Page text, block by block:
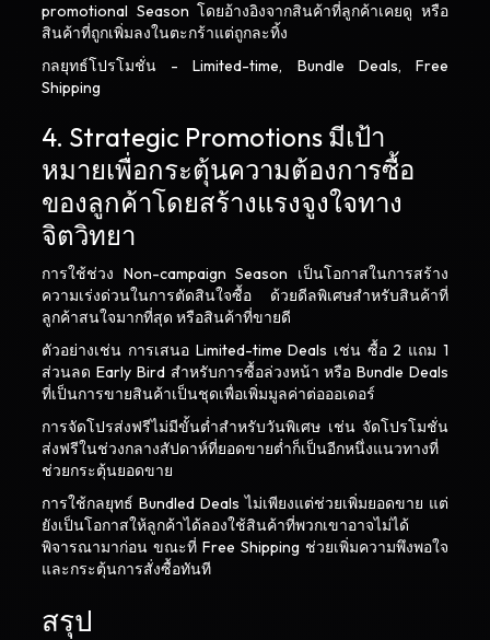
promotional Season โดยอ้างอิงจากสินค้าที่ลูกค้าเคยดู หรือ
สินค้าที่ถูกเพิ่มลงในตะกร้าแต่ถูกละทิ้ง
กลยุทธ์โปรโมชั่น - Limited-time, Bundle Deals, Free
Shipping
4. Strategic Promotions มีเป้า
หมายเพื่อกระตุ้นความต้องการซื้อ
ของลูกค้าโดยสร้างแรงจูงใจทาง
จิตวิทยา
การใช้ช่วง Non-campaign Season เป็นโอกาสในการสร้าง
ความเร่งด่วนในการตัดสินใจซื้อ ด้วยดีลพิเศษสำหรับสินค้าที่
ลูกค้าสนใจมากที่สุด หรือสินค้าที่ขายดี
ตัวอย่างเช่น การเสนอ Limited-time Deals เช่น ซื้อ 2 แถม 1
ส่วนลด Early Bird สำหรับการซื้อล่วงหน้า หรือ Bundle Deals
ที่เป็นการขายสินค้าเป็นชุดเพื่อเพิ่มมูลค่าต่อออเดอร์
การจัดโปรส่งฟรีไม่มีขั้นต่ำสำหรับวันพิเศษ เช่น จัดโปรโมชั่น
ส่งฟรีในช่วงกลางสัปดาห์ที่ยอดขายต่ำก็เป็นอีกหนึ่งแนวทางที่
ช่วยกระตุ้นยอดขาย
การใช้กลยุทธ์ Bundled Deals ไม่เพียงแต่ช่วยเพิ่มยอดขาย แต่
ยังเป็นโอกาสให้ลูกค้าได้ลองใช้สินค้าที่พวกเขาอาจไม่ได้
พิจารณามาก่อน ขณะที่ Free Shipping ช่วยเพิ่มความพึงพอใจ
และกระตุ้นการสั่งซื้อทันที
สรุป